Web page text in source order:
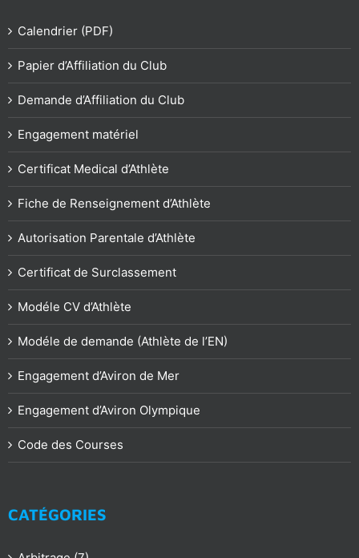
Calendrier (PDF)
Papier d’Affiliation du Club
Demande d’Affiliation du Club
Engagement matériel
Certificat Medical d’Athlète
Fiche de Renseignement d’Athlète
Autorisation Parentale d’Athlète
Certificat de Surclassement
Modéle CV d’Athlète
Modéle de demande (Athlète de l’EN)
Engagement d’Aviron de Mer
Engagement d’Aviron Olympique
Code des Courses
CATÉGORIES